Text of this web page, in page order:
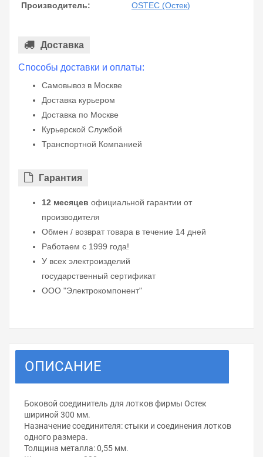
Производитель: OSTEC (Остек)
Доставка
Способы доставки и оплаты:
Самовывоз в Москве
Доставка курьером
Доставка по Москве
Курьерской Службой
Транспортной Компанией
Гарантия
12 месяцев официальной гарантии от
производителя
Обмен / возврат товара в течение 14 дней
Работаем с 1999 года!
У всех электроизделий
государственный сертификат
ООО "Электрокомпонент"
ОПИСАНИЕ
Боковой соединитель для лотков фирмы Остек
шириной 300 мм.
Назначение соединителя: стыки и соединения лотков
одного размера.
Толщина металла: 0,55 мм.